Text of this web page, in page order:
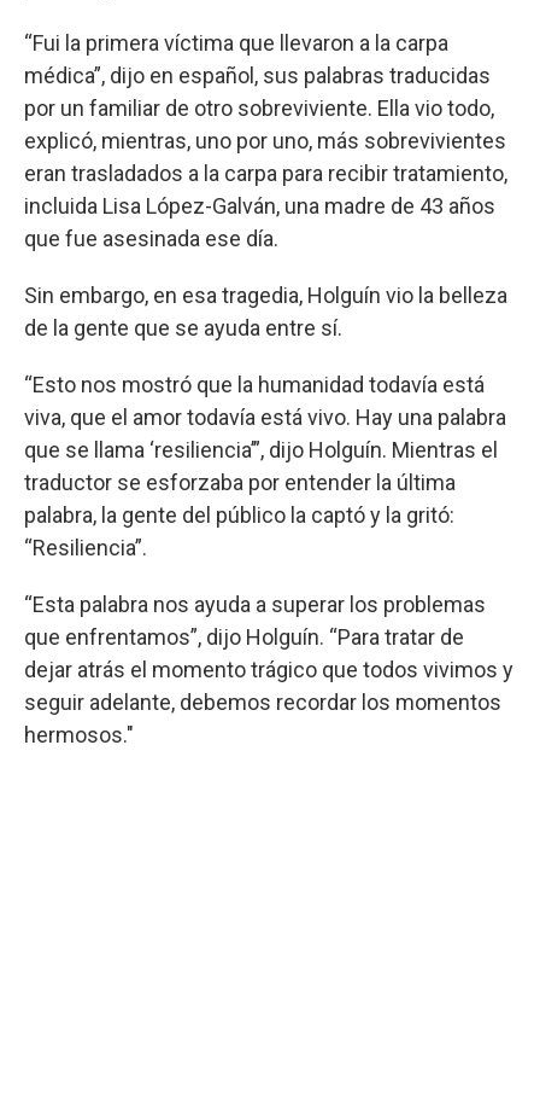
“Fui la primera víctima que llevaron a la carpa
médica”, dijo en español, sus palabras traducidas
por un familiar de otro sobreviviente. Ella vio todo,
explicó, mientras, uno por uno, más sobrevivientes
eran trasladados a la carpa para recibir tratamiento,
incluida Lisa López-Galván, una madre de 43 años
que fue asesinada ese día.
Sin embargo, en esa tragedia, Holguín vio la belleza
de la gente que se ayuda entre sí.
“Esto nos mostró que la humanidad todavía está
viva, que el amor todavía está vivo. Hay una palabra
que se llama ‘resiliencia’”, dijo Holguín. Mientras el
traductor se esforzaba por entender la última
palabra, la gente del público la captó y la gritó:
“Resiliencia”.
“Esta palabra nos ayuda a superar los problemas
que enfrentamos”, dijo Holguín. “Para tratar de
dejar atrás el momento trágico que todos vivimos y
seguir adelante, debemos recordar los momentos
hermosos."